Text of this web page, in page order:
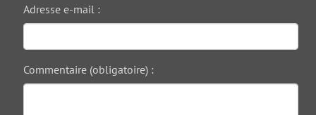
Adresse e-mail :
Commentaire (obligatoire) :